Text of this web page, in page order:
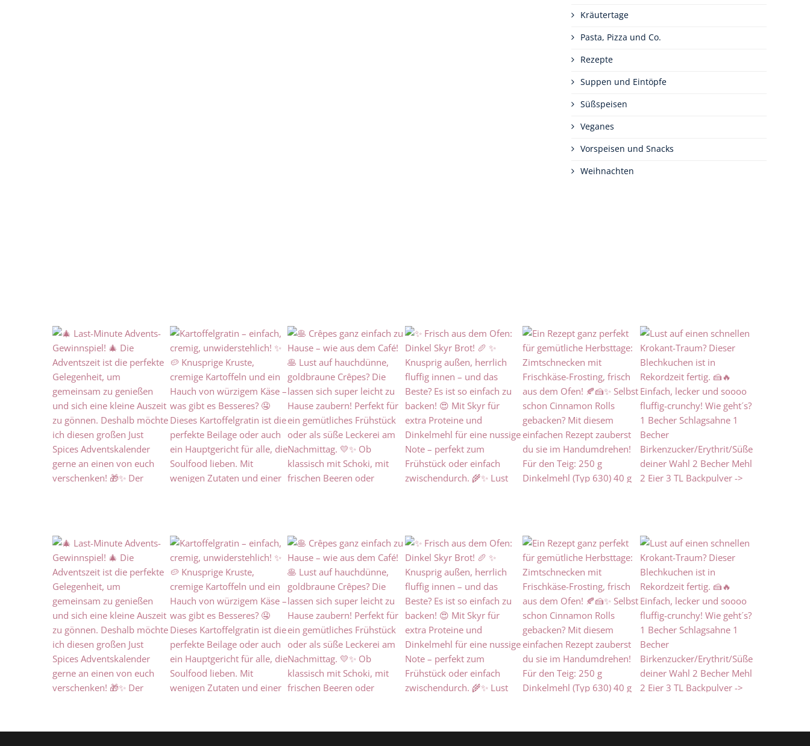
Kräutertage
Pasta, Pizza und Co.
Rezepte
Suppen und Eintöpfe
Süßspeisen
Veganes
Vorspeisen und Snacks
Weihnachten